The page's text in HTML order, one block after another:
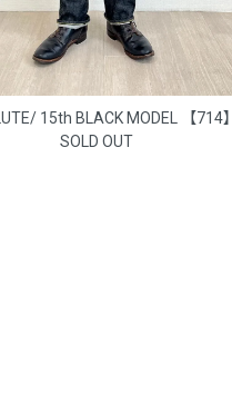
15th BLACK MODEL 【714】
SOLD OUT